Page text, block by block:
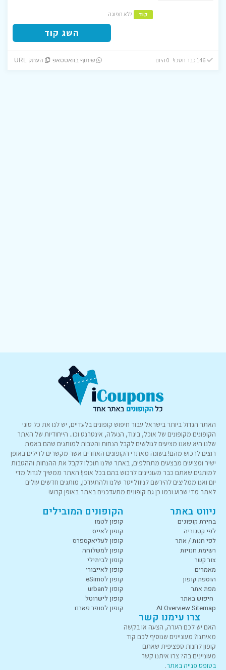
קוד ללא תפוגה
השג קוד
146 כבר חסכו! 0 היום שיתוף בוואטסאפ העתק URL
האתר הגדול ביותר בישראל עבור חיפוש קופונים בלעדיים, יש לנו את כל סוגי
הקופונים מקופונים של אוכל, ביגוד, הנעלה, אינטרנט וכו.. הייחודיות של האתר
שלנו היא שאנו מציעים לגולשים לקבל הנחות והטבות למותגים שהם באמת
רוצים לרכוש מהם! בשונה מאתרי הקופונים האחרים אשר מקשרים לדילים באופן
ישיר ומציעים מבצעים מתחלפים, באתר שלנו תוכלו לקבל את ההנחות וההטבות
למותגים שאתם כבר מעוניינים לרכוש בהם בכל אופן! האתר ממשיך לגדול מדי
יום ואנו ממליצים להירשם לניוזלייטר שלנו ולהתעדכן, מותגים חדשים עולים
לאתר מדי שבוע וכמו כן גם קופונים מתעדכנים באתר באופן קבוע!
ניווט באתר
בחירת קופונים
לפי קטגוריה
לפי חנות / אתר
רשימת חנויות
צור קשר
מאמרים
הוספת קופון
מפת אתר
חיפוש באתר
AI Overview Sitemap
הקופונים המובילים
קופון לטמו
קופון לאייס
קופון לעליאקספרס
קופון למשלוחה
קופון לביתילי
קופון לאייבורי
קופון לeSimo
קופון לurban
קופון לישרוטל
קופון לסופר פארם
צרו עימנו קשר
האם יש לכם הערה, הצעה או בקשה
מאיתנו? מעוניינים שנוסיף לכם קוד
קופון לחנות ספציפית שאתם
מעוניינים בה? צרו איתנו קשר
בטופס פנייה באתר.